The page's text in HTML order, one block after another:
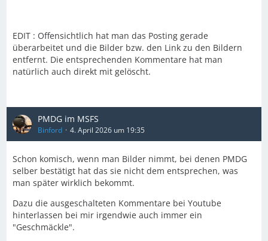
EDIT : Offensichtlich hat man das Posting gerade
überarbeitet und die Bilder bzw. den Link zu den Bildern
entfernt. Die entsprechenden Kommentare hat man
natürlich auch direkt mit gelöscht.
PMDG im MSFS
Binford 4. April 2026 um 19:35
Schon komisch, wenn man Bilder nimmt, bei denen PMDG
selber bestätigt hat das sie nicht dem entsprechen, was
man später wirklich bekommt.
Dazu die ausgeschalteten Kommentare bei Youtube
hinterlassen bei mir irgendwie auch immer ein
"Geschmäckle".